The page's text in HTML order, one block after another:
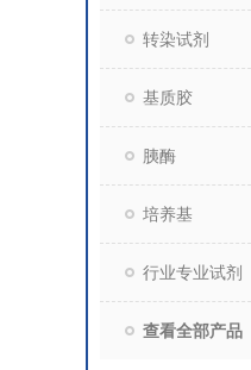
转染试剂
基质胶
胰酶
培养基
行业专业试剂
查看全部产品